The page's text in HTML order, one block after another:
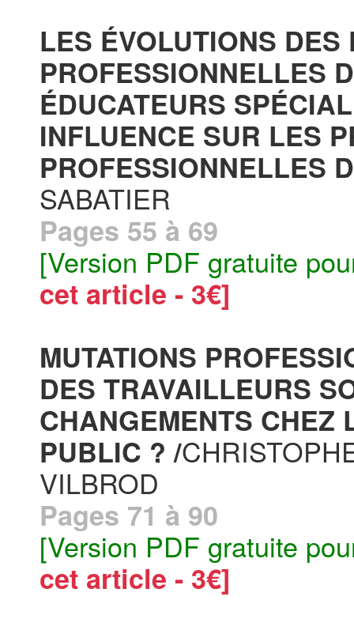
LES ÉVOLUTIONS DES
PROFESSIONNELLES
ÉDUCATEURS
INFLUENCE SUR LES
PROFESSIONNELLES
SABATIER
Pages 55 à 69
[Version PDF gratuite
cet article - 3€]
MUTATIONS
DES TRAVAILLEURS
CHANGEMENTS CHEZ
PUBLIC ? /
VILBROD
Pages 71 à 90
[Version PDF gratuite
cet article - 3€]